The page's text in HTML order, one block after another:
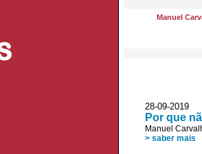
Manuel
28-09-2019
Por que
Manuel
> saber mais